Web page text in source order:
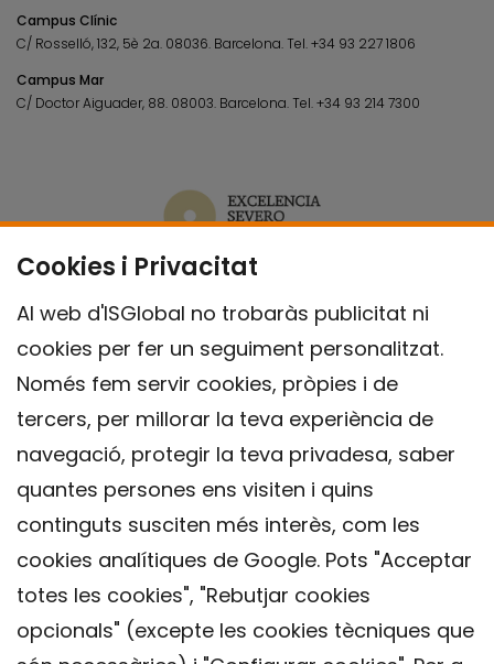
Cookies i Privacitat
Al web d'ISGlobal no trobaràs publicitat ni
cookies per fer un seguiment personalitzat.
Només fem servir cookies, pròpies i de
tercers, per millorar la teva experiència de
navegació, protegir la teva privadesa, saber
quantes persones ens visiten i quins
continguts susciten més interès, com les
cookies analítiques de Google. Pots "Acceptar
totes les cookies", "Rebutjar cookies
opcionals" (excepte les cookies tècniques que
Campus Clínic
C/ Rosselló, 132, 5è 2a. 08036. Barcelona.Tel.+34 93 227 1806
Campus Mar
C/ Doctor Aiguader, 88. 08003. Barcelona.Tel.+34 93 214 7300
Contacte